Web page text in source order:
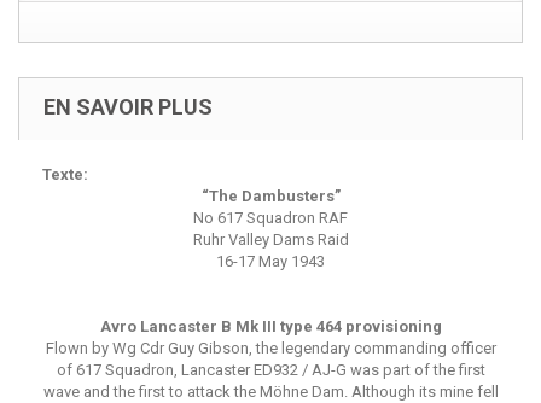
EN SAVOIR PLUS
Texte:
“The Dambusters”
No 617 Squadron RAF
Ruhr Valley Dams Raid
16-17 May 1943
Avro Lancaster B Mk III type 464 provisioning
Flown by Wg Cdr Guy Gibson, the legendary commanding officer
of 617 Squadron, Lancaster ED932 / AJ-G was part of the first
wave and the first to attack the Möhne Dam. Although its mine fell